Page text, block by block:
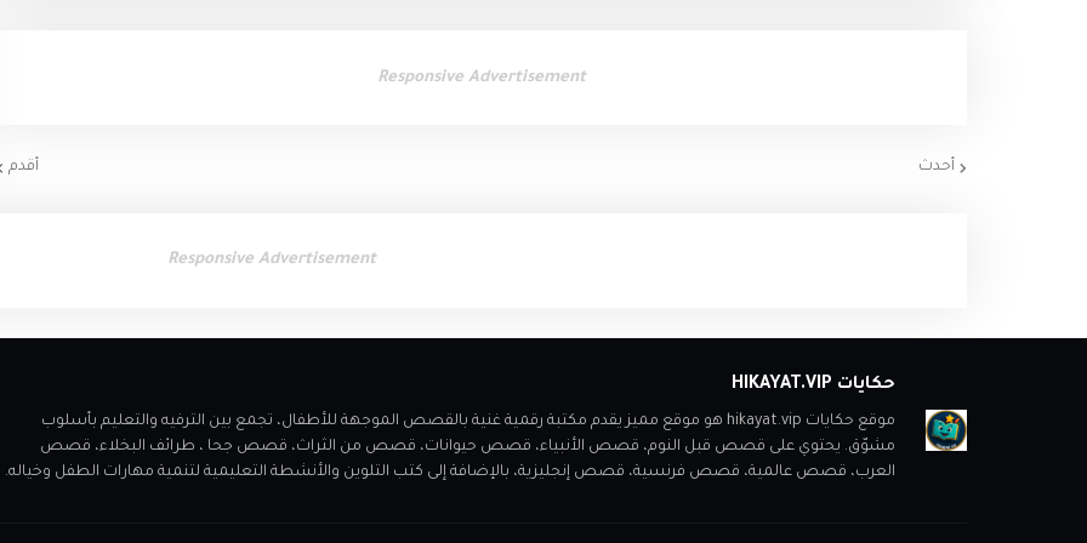
Responsive Advertisement
أحدث أقدم
Responsive Advertisement
حكايات HIKAYAT.VIP
موقع حكايات hikayat.vip هو موقع مميز يقدم مكتبة رقمية غنية بالقصص الموجهة للأطفال، تجمع بين الترفيه والتعليم بأسلوب
مشوّق. يحتوي على قصص قبل النوم، قصص الأنبياء، قصص حيوانات، قصص من الثراث، قصص جحا ، طرائف البخلاء، قصص
العرب، قصص عالمية، قصص فرنسية، قصص إنجليزية، بالإضافة إلى كتب التلوين والأنشطة التعليمية لتنمية مهارات الطفل وخياله.